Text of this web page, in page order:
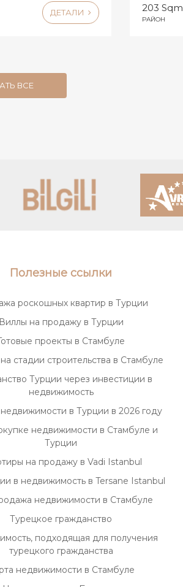
ДЕТАЛИ 203 Sqm
РАЙОН
ВСЕ
Полезные ссылки
роскошных квартир в Турции
Виллы на продажу в Турции
проекты в Стамбуле
стадии строительства в Стамбуле
Турции через инвестиции в
недвижимость
в Турции в 2026 году
недвижимости в Стамбуле и
Турции
на продажу в Vadi Istanbul
в недвижимость в Tersane Istanbul
недвижимости в Стамбуле
Турецкое гражданство
подходящая для получения
турецкого гражданства
недвижимости в Стамбуле